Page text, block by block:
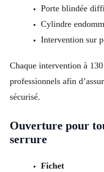
Porte blindée
Cylindre
Intervention sur
Chaque intervention à
professionnels afin
sécurisé.
Ouverture pour
serrure
Fichet